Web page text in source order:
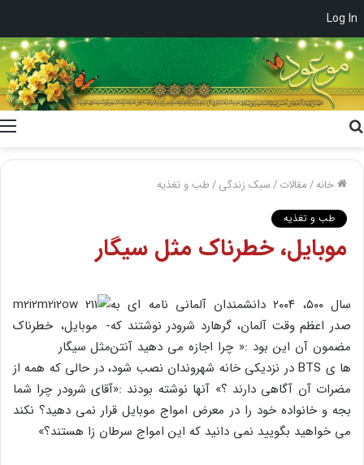
Log In
خانه/مقالات/سبک زندگی/طب و تغذیه
طب و تغذیه
موبایل، خطرناک مثل سیگار
سال ۵۰۰، ۲۰۰۴ دانشمندان آلمانی نامه ای به
صدر اعظم وقت آلمان، گرهارد شرودر نوشتند که
مضمون آن این بود :« چرا اجازه می دهید آنتن
ها ی BTS در نزدیکی خانه شهروندان نصب شود، در حالی که همه از
مضرات آن آگاهی دارند ؟» آنها نوشته بودند :«آقای شرودر چرا شما
بجه و خانواده خود را در معرض امواج موبایل قرار نمی دهید؟ نکند
می خواهید بگویید نمی دانید که این امواج سرطان زا هستند؟»